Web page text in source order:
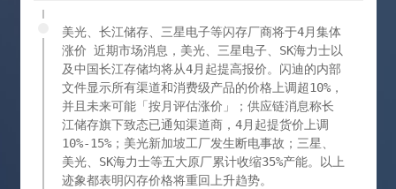
美光、长江储存、三星电子等闪存厂商将于4月集体
涨价 近期市场消息，美光、三星电子、SK海力士以
及中国长江存储均将从4月起提高报价。闪迪的内部
文件显示所有渠道和消费级产品的价格上调超10%，
并且未来可能「按月评估涨价」；供应链消息称长
江储存旗下致态已通知渠道商，4月起提货价上调
10%-15%；美光新加坡工厂发生断电事故；三星、
美光、SK海力士等五大原厂累计收缩35%产能。以上
迹象都表明闪存价格将重回上升趋势。